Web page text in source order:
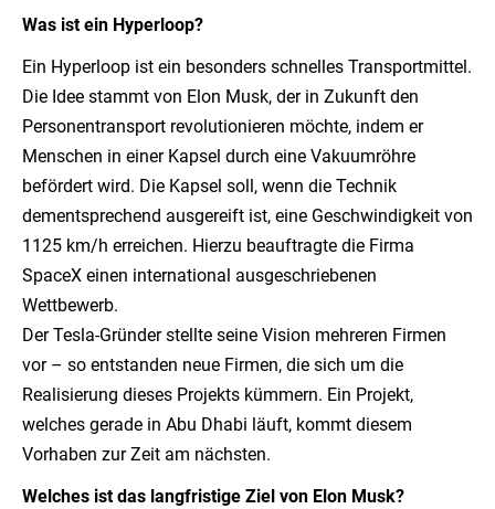
Was ist ein Hyperloop?
Ein Hyperloop ist ein besonders schnelles Transportmittel.
Die Idee stammt von Elon Musk, der in Zukunft den
Personentransport revolutionieren möchte, indem er
Menschen in einer Kapsel durch eine Vakuumröhre
befördert wird. Die Kapsel soll, wenn die Technik
dementsprechend ausgereift ist, eine Geschwindigkeit von
1125 km/h erreichen. Hierzu beauftragte die Firma
SpaceX einen international ausgeschriebenen
Wettbewerb.
Der Tesla-Gründer stellte seine Vision mehreren Firmen
vor – so entstanden neue Firmen, die sich um die
Realisierung dieses Projekts kümmern. Ein Projekt,
welches gerade in Abu Dhabi läuft, kommt diesem
Vorhaben zur Zeit am nächsten.
Welches ist das langfristige Ziel von Elon Musk?